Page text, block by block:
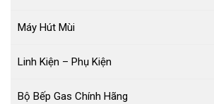
Máy Hút Mùi
Linh Kiện – Phụ Kiện
Bộ Bếp Gas Chính Hãng